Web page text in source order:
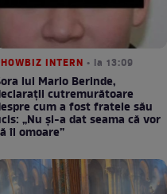
INTERN • la 13:09
lui Mario Berinde,
cutremurătoare
cum a fost fratele său
„Nu și-a dat seama că vor
îl omoare”